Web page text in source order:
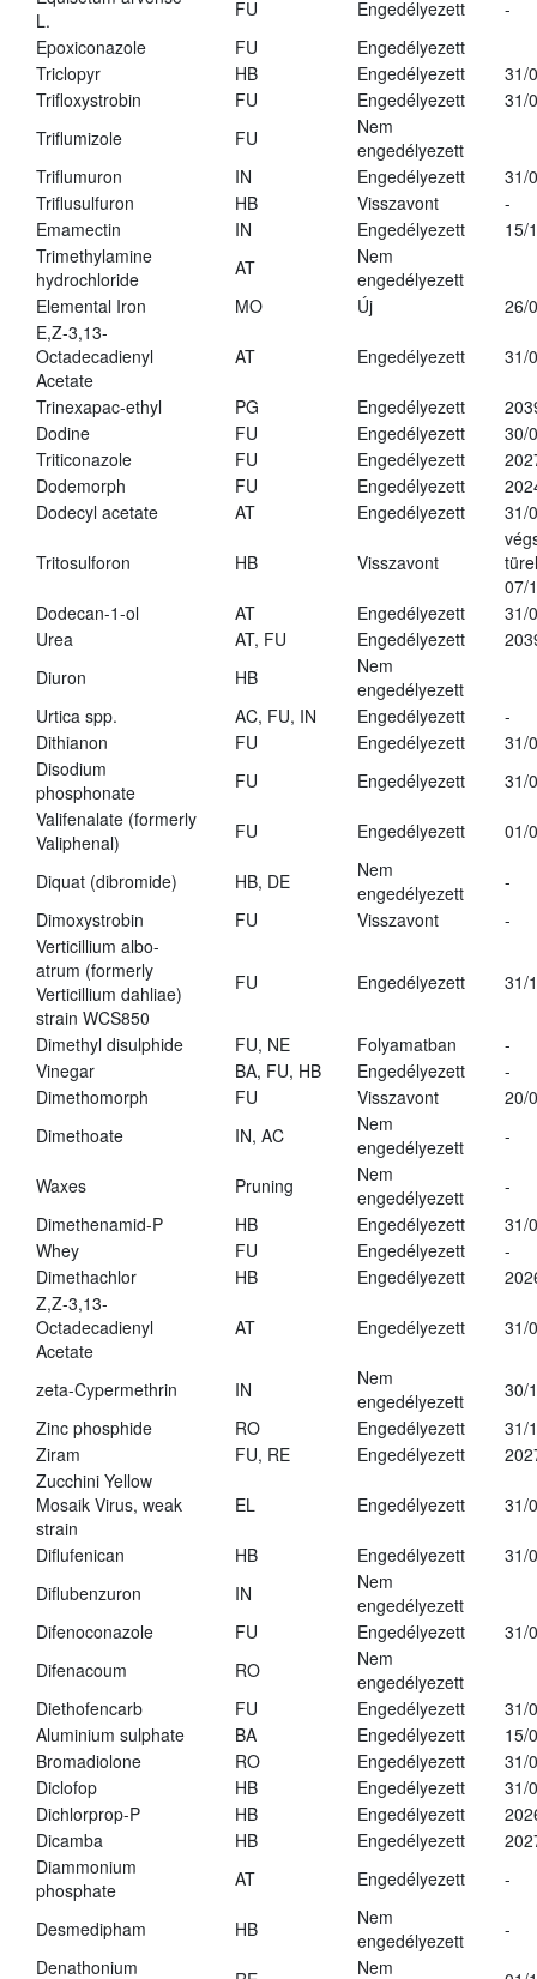
L.
FU Engedélyezett
-
Epoxiconazole
FU
Engedélyezett
Triclopyr
HB Engedélyezett
31/
Trifloxystrobin
FU Engedélyezett
31/
Triflumizole
FU
Nem
engedélyezett
Triflumuron
IN Engedélyezett
31/
Triflusulfuron
HB Visszavont
-
Emamectin
IN Engedélyezett
15/
Trimethylamine
hydrochloride
AT
Nem
engedélyezett
Elemental Iron
MO Új
26/
E,Z-3,13-
Octadecadienyl
Acetate
AT Engedélyezett 31/
Trinexapac-ethyl PG Engedélyezett
Dodine
FU Engedélyezett
30/
Triticonazole
FU Engedélyezett
Dodemorph
FU Engedélyezett
Dodecyl acetate
AT Engedélyezett 31/
Tritosulforon HB Visszavont
07/
Dodecan-1-ol
AT Engedélyezett
31/
Urea
AT, FU Engedélyezett
Diuron
HB
Nem
engedélyezett
Urtica spp.
AC, FU, IN Engedélyezett
-
Dithianon
FU Engedélyezett
31/
Disodium
phosphonate
FU Engedélyezett
31/
Valifenalate (formerly
Valiphenal)
FU Engedélyezett 01/
Diquat (dibromide) HB, DE
Nem
engedélyezett
-
Dimoxystrobin
FU Visszavont
-
Verticillium albo-
atrum (formerly
Verticillium dahliae)
strain WCS850
FU Engedélyezett 31/
Dimethyl disulphide FU, NE Folyamatban
-
Vinegar
BA, FU, HB Engedélyezett
-
Dimethomorph
FU Visszavont
20/
Dimethoate
IN, AC
Nem
engedélyezett
-
Waxes Pruning
Nem
engedélyezett
-
Dimethenamid-P
HB Engedélyezett
31/
Whey
FU Engedélyezett
-
Dimethachlor
HB Engedélyezett
Z,Z-3,13-
Octadecadienyl
Acetate
AT Engedélyezett 31/
zeta-Cypermethrin IN
Nem
engedélyezett
30/
Zinc phosphide
RO Engedélyezett
31/
Ziram
FU, RE Engedélyezett
Zucchini Yellow
Mosaik Virus, weak
strain
EL Engedélyezett 31/
Diflufenican HB Engedélyezett
31/
Diflubenzuron
IN
Nem
engedélyezett
Difenoconazole
FU Engedélyezett
31/
Difenacoum
RO
Nem
engedélyezett
Diethofencarb
FU Engedélyezett
31/
Aluminium sulphate
BA Engedélyezett
15/
Bromadiolone
RO Engedélyezett
31/
Diclofop
HB Engedélyezett
31/
Dichlorprop-P
HB Engedélyezett
Dicamba
HB Engedélyezett
Diammonium
phosphate
AT Engedélyezett -
Desmedipham HB
Nem
engedélyezett
-
Denathonium
Nem